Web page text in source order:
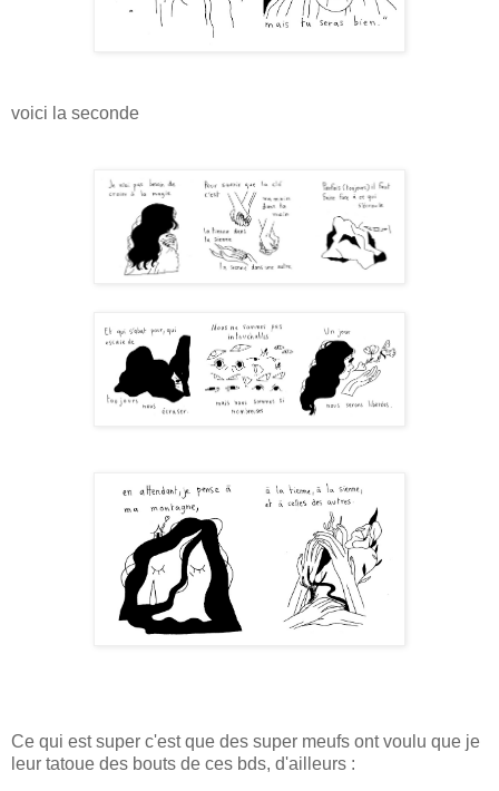
voici la seconde
Ce qui est super c'est que des super meufs ont voulu que je
leur tatoue des bouts de ces bds, d'ailleurs :